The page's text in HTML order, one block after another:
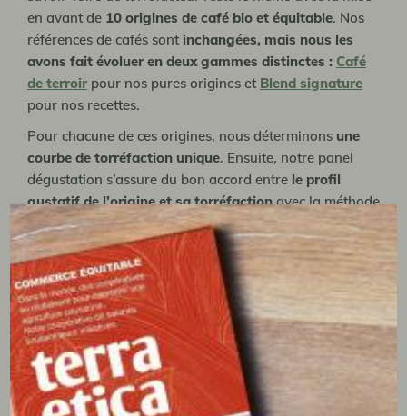
en avant de 10 origines de café bio et équitable. Nos
références de cafés sont inchangées, mais nous les
avons fait évoluer en deux gammes distinctes : Café
de terroir pour nos pures origines et Blend signature
pour nos recettes.
Pour chacune de ces origines, nous déterminons une
courbe de torréfaction unique. Ensuite, notre panel
dégustation s’assure du bon accord entre le profil
gustatif de l’origine et sa torréfactionavec la méthode
du cupping.
Nous torréfions du café cultivé avec soin, en
agroforesterie paysanne bio par les producteurs
des
coopératives paysannes
avec qui nous sommes
partenaires depuis de nombreuses années.
Découvrez Terra Etica
Vous pouvez déjà découvrir certains de ces